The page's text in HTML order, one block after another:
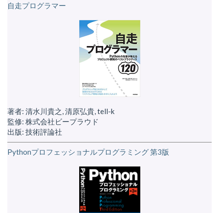
自走プログラマー
著者: 清水川貴之, 清原弘貴, tell-k
監修: 株式会社ビープラウド
出版: 技術評論社
Pythonプロフェッショナルプログラミング 第3版